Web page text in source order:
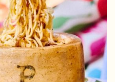
hausgemachtes Tiramisu -
in Begleitung eines